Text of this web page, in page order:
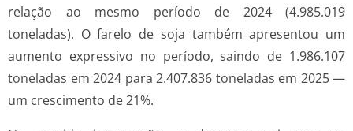
relação ao mesmo período de 2024 (4.985.019
toneladas). O farelo de soja também apresentou um
aumento expressivo no período, saindo de 1.986.107
toneladas em 2024 para 2.407.836 toneladas em 2025 —
um crescimento de 21%.